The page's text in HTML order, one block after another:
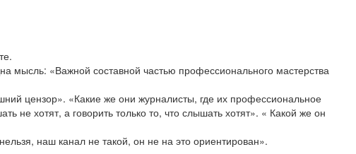
мысль: «Важной составной частью профессионального мастерства
цензор». «Какие же они журналисты, где их профессиональное
не хотят, а говорить только то, что слышать хотят». « Какой же он
наш канал не такой, он не на это ориентирован».